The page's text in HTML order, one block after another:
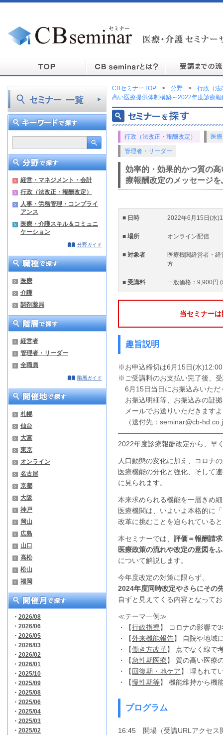
経営・マネジメント・会計
行政（法改正・報酬改定）
人事・労務管理・コンプライ
アンス
医療・介護スキル＆コミュニ
ケーション
分野ガイド
医療
介護
調剤薬局
経営者
管理者・リーダー
全職員
階層ガイド
札幌
仙台
大宮
東京
オンライン
名古屋
京都
大阪
神戸
岡山
広島
山口
高松
松山
福岡
・ 2026/08
・ 2026/06
・ 2026/05
・ 2026/03
・ 2026/02
・ 2026/01
・ 2025/10
・ 2025/09
・ 2025/08
・ 2025/06
・ 2025/04
・ 2025/03
・ 2025/02
CBセミナーTOP > 分野 >
行政（法
高い医療提供体制構築～2022年度診療
行政（法改正・報酬改定） 医療
管理者・リーダー
効率的・効果的かつ質の
療報酬改定のメッセージ
■ 日時 2022年6月15日(水
■ 場所 オンライン配信
■ 対象者
医療機関経営者・
方
■ 受講料 一般価格：9,900
当セミナー
趣旨説明
※お申込締切は6月15日(水
※ご受講料のお支払い完了後、
6月15日当日にお振込みいただ
お振込明細等、お振込みの証
メールでお送りいただきます
（送付先： seminar@cb-
2022年度診療報酬改定から、早
人口動態の変化に加え、コロナ
医療機能の分化と強化、そして
に見られます。
本来求められる機能を一層きめ
医療機関は、いよいよ本格的に
改革に挑むことを迫られている
本セミナーでは、 評価＝報酬請
医療政策の流れや改定の意図を
について解説します。
今年度改定の対策に限らず、
2024年度同時改定やさらにその
自ずと見えてくる内容となって
≪テーマ一例≫
・【行政指導】 コロナの影響で
・【外来機能報告】 自院や地域
・【働き方改革】 点でなく線で
・【急性期医療】 質の高い医療
・【 回復期・地ケア】 埋もれて
・【慢性期等】 機能維持から機
プログラム
16:45 開場（受講URLアクセス